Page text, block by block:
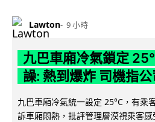
Lawton 9 小時
九巴車廂冷氣鎖定
譟: 熱到爆炸 司機指
九巴車廂冷氣統一設定 25°C，有乘
訴車廂悶熱，批評管理層漠視乘客